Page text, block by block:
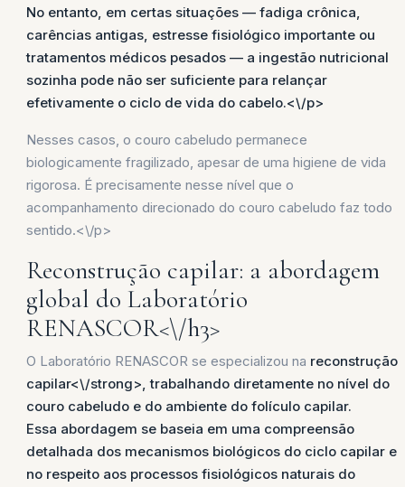
No entanto, em certas situações — fadiga crônica,
carências antigas, estresse fisiológico importante ou
tratamentos médicos pesados — a ingestão nutricional
sozinha pode não ser suficiente para relançar
efetivamente o ciclo de vida do cabelo.<\/p>
Nesses casos, o couro cabeludo permanece
biologicamente fragilizado, apesar de uma higiene de vida
rigorosa. É precisamente nesse nível que o
acompanhamento direcionado do couro cabeludo faz todo
sentido.<\/p>
Reconstrução capilar: a abordagem
global do Laboratório
RENASCOR<\/h3>
O Laboratório RENASCOR se especializou na reconstrução
capilar<\/strong>, trabalhando diretamente no nível do
couro cabeludo e do ambiente do folículo capilar.
Essa abordagem se baseia em uma compreensão
detalhada dos mecanismos biológicos do ciclo capilar e
no respeito aos processos fisiológicos naturais do